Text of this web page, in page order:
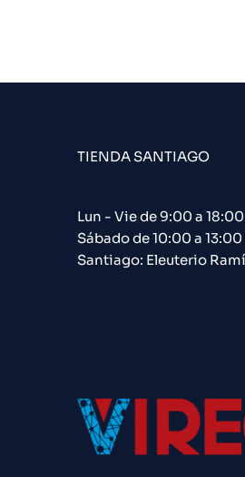
TIENDA SANTIAGO
Lun - Vie de 9:00 a
Sábado de 10:00 a 13:00
Santiago: Eleuterio